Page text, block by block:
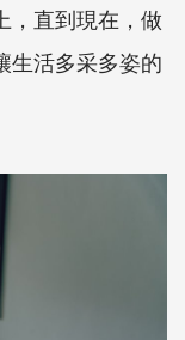
，直到現在，做
生活多采多姿的